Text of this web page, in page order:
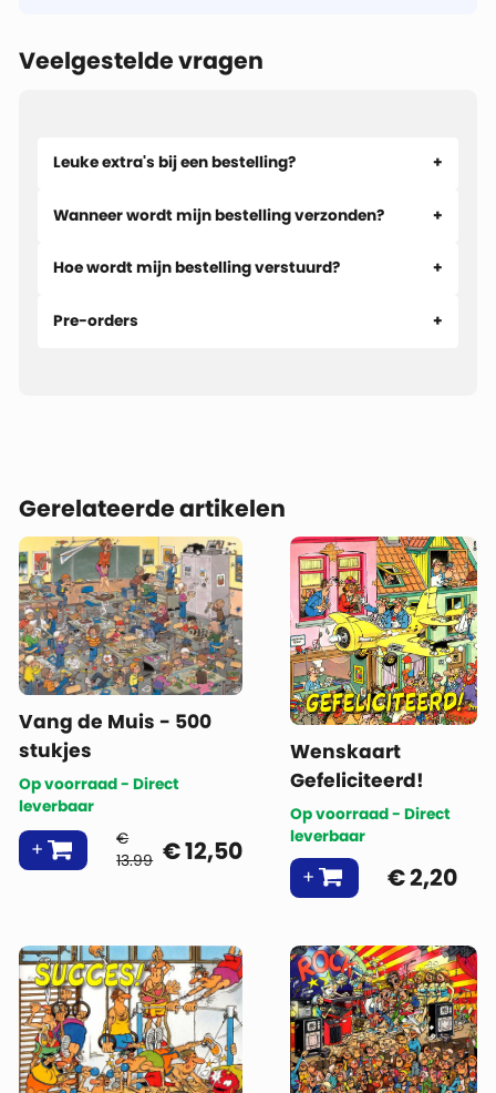
Veelgestelde vragen
Leuke extra's bij een bestelling?
Wanneer wordt mijn bestelling verzonden?
Hoe wordt mijn bestelling verstuurd?
Pre-orders
Gerelateerde artikelen
Vang de Muis - 500
stukjes
Op voorraad - Direct
leverbaar
€
13.99 €12,50
Wenskaart
Gefeliciteerd!
Op voorraad - Direct
leverbaar
€2,20